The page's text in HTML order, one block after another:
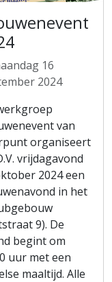
16
2024
van
organiseert
vrijdagavond
2024 een
in het
9). De
begint om
uur met een
maaltijd. Alle